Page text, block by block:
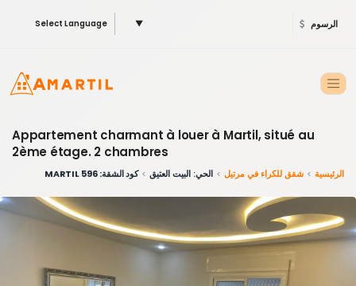
Select Language ▼ الرسوم
Appartement charmant à louer à Martil, situé au
2ème étage. 2 chambres
الرئيسية شقق للكراء في مرتيل الحي: البيت العتيق كود الشقة: 596 MARTIL